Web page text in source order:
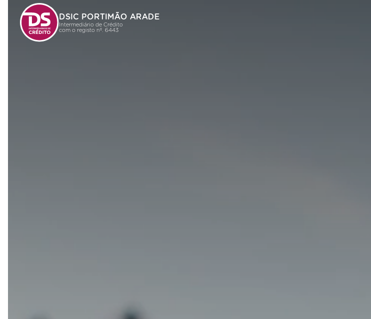
DSIC PORTIMÃO ARADE
Intermediário de Crédito
com o registo nº. 6443